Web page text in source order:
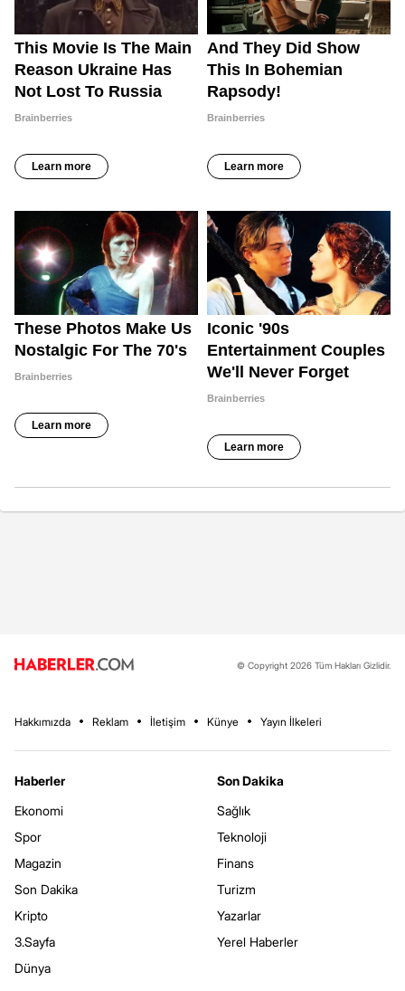
© Copyright 2026 Tüm Hakları Gizlidir.
Hakkımızda Reklam İletişim Künye Yayın İlkeleri
Haberler
Ekonomi
Spor
Magazin
Son Dakika
Kripto
3.Sayfa
Dünya
Son Dakika
Sağlık
Teknoloji
Finans
Turizm
Yazarlar
Yerel Haberler